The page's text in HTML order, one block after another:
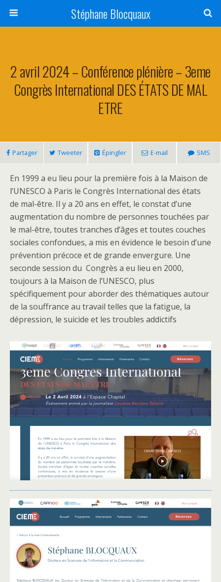
Stéphane Blocquaux
2 avril 2024 – Conférence plénière – 3eme
Congrès International DES ÉTATS DE MAL
ETRE
Partager Tweeter Épingler E-mail SMS
En 1999 a eu lieu pour la première fois à la Maison de
l’UNESCO à Paris le Congrès International des états
de mal-être. Il y a 20 ans en effet, le constat d’une
augmentation du nombre de personnes touchées par
le mal-être, toutes tranches d’âges et toutes couches
sociales confondues, a mis en évidence le besoin d’une
prévention précoce et de grande envergure. Une
seconde session du Congrès a eu lieu en 2000,
toujours à la Maison de l’UNESCO, plus
spécifiquement pour aborder des thématiques autour
de la souffrance au travail telles que la fatigue, la
dépression, le suicide et les troubles addictifs